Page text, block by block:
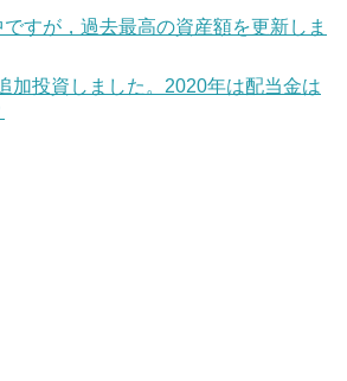
すが，過去最高の資産額を更新しま
加投資しました。2020年は配当金は